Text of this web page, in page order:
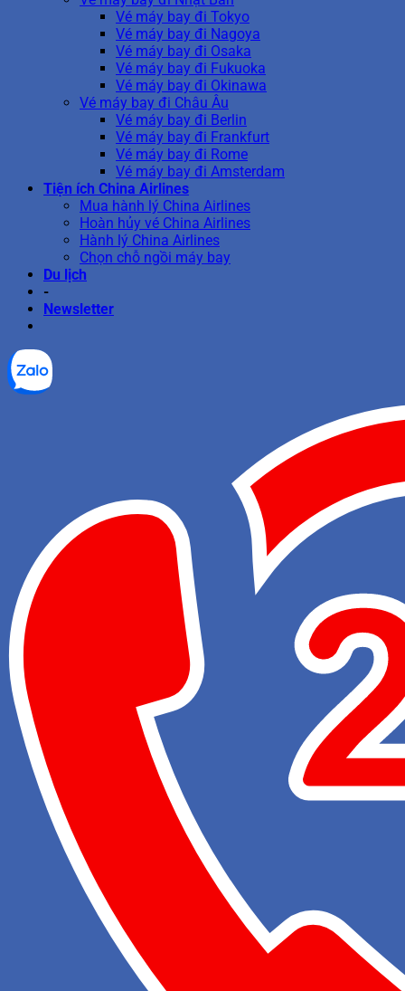
Vé máy bay đi Tokyo
Vé máy bay đi Nagoya
Vé máy bay đi Osaka
Vé máy bay đi Fukuoka
Vé máy bay đi Okinawa
Vé máy bay đi Châu Âu
Vé máy bay đi Berlin
Vé máy bay đi Frankfurt
Vé máy bay đi Rome
Vé máy bay đi Amsterdam
Tiện ích China Airlines
Mua hành lý China Airlines
Hoàn hủy vé China Airlines
Hành lý China Airlines
Chọn chỗ ngồi máy bay
Du lịch
-
Newsletter